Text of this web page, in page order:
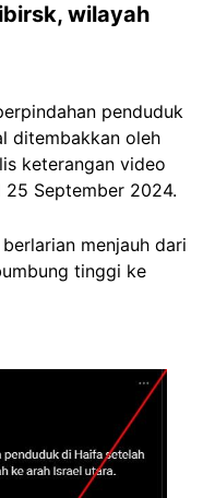
wilayah
penduduk
ditembakkan oleh
keterangan video
September 2024.
menjauh dari
tinggi ke